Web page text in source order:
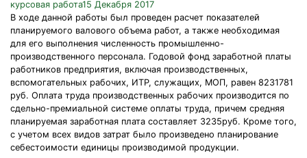
курсовая работа15 Декабря 2017
В ходе данной работы был проведен расчет показателей
планируемого валового объема работ, а также необходимая
для его выполнения численность промышленно-
производственного персонала. Годовой фонд заработной платы
работников предприятия, включая производственных,
вспомогательных рабочих, ИТР, служащих, МОП, равен 8231781
руб. Оплата труда производственных рабочих производится по
сдельно-премиальной системе оплаты труда, причем средняя
планируемая заработная плата составляет 3235руб. Кроме того,
с учетом всех видов затрат было произведено планирование
себестоимости единицы производимой продукции.